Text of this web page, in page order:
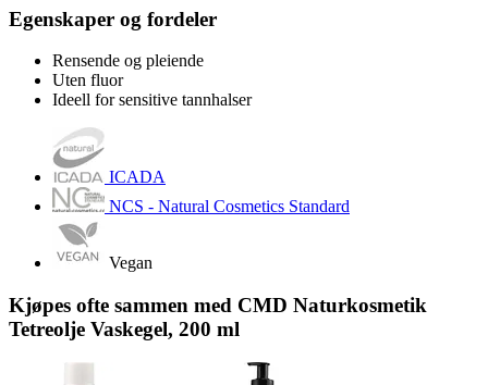
Egenskaper og fordeler
Rensende og pleiende
Uten fluor
Ideell for sensitive tannhalser
ICADA
NCS - Natural Cosmetics Standard
Vegan
Kjøpes ofte sammen med CMD Naturkosmetik
Tetreolje Vaskegel, 200 ml